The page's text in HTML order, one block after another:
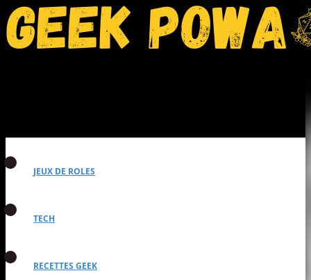
JEUX DE ROLES
TECH
RECETTES GEEK